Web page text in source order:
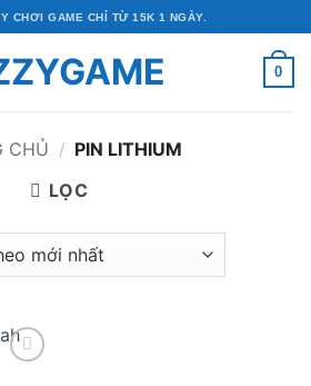
CHƠI GAME CHỈ TỪ 15K 1 NGÀY.
0
CHỦ / PIN LITHIUM
LỌC